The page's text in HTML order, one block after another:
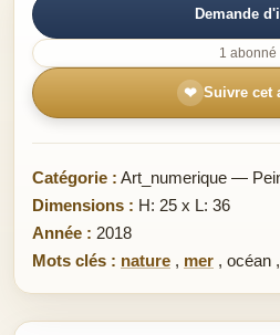
Demande
1 abonné
❤ Suivre cet
Catégorie : Art_numerique —
Dimensions : H: 25 x L: 36
Année : 2018
Mots clés : nature , mer , océan ,